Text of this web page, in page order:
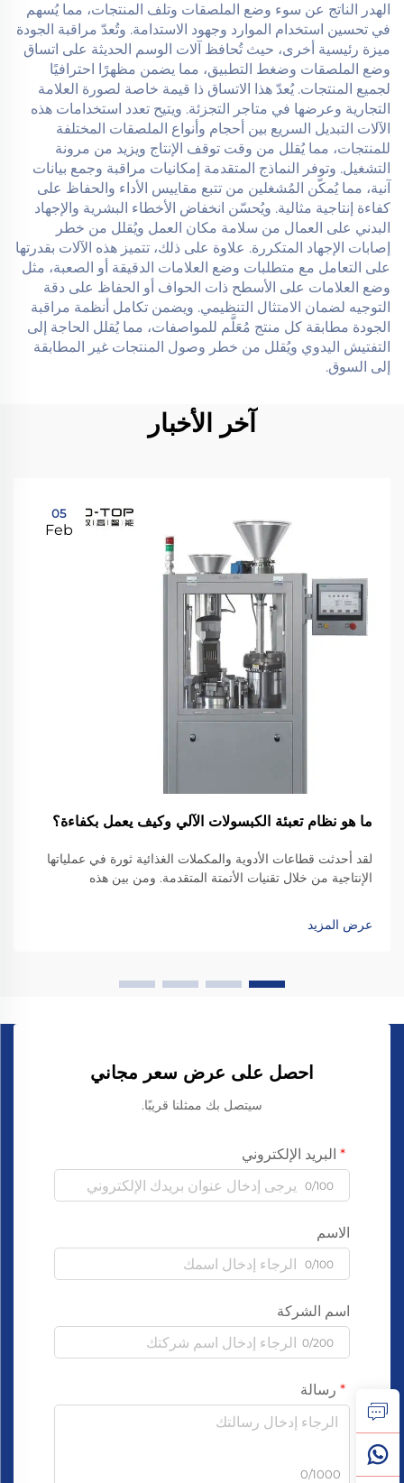
الهدر الناتج عن سوء وضع الملصقات وتلف المنتجات، مما يُسهم
في تحسين استخدام الموارد وجهود الاستدامة. وتُعدّ مراقبة الجودة
ميزة رئيسية أخرى، حيث تُحافظ آلات الوسم الحديثة على اتساق
وضع الملصقات وضغط التطبيق، مما يضمن مظهرًا احترافيًا
لجميع المنتجات. يُعدّ هذا الاتساق ذا قيمة خاصة لصورة العلامة
التجارية وعرضها في متاجر التجزئة. ويتيح تعدد استخدامات هذه
الآلات التبديل السريع بين أحجام وأنواع الملصقات المختلفة
للمنتجات، مما يُقلل من وقت توقف الإنتاج ويزيد من مرونة
التشغيل. وتوفر النماذج المتقدمة إمكانيات مراقبة وجمع بيانات
آنية، مما يُمكّن المُشغلين من تتبع مقاييس الأداء والحفاظ على
كفاءة إنتاجية مثالية. ويُحسّن انخفاض الأخطاء البشرية والإجهاد
البدني على العمال من سلامة مكان العمل ويُقلل من خطر
إصابات الإجهاد المتكررة. علاوة على ذلك، تتميز هذه الآلات بقدرتها
على التعامل مع متطلبات وضع العلامات الدقيقة أو الصعبة، مثل
وضع العلامات على الأسطح ذات الحواف أو الحفاظ على دقة
التوجيه لضمان الامتثال التنظيمي. ويضمن تكامل أنظمة مراقبة
الجودة مطابقة كل منتج مُعَلَّم للمواصفات، مما يُقلل الحاجة إلى
التفتيش اليدوي ويُقلل من خطر وصول المنتجات غير المطابقة
إلى السوق.
آخر الأخبار
05
Feb
ما هو نظام تعبئة الكبسولات الآلي وكيف يعمل بكفاءة؟
لقد أحدثت قطاعات الأدوية والمكملات الغذائية ثورة في عملياتها
الإنتاجية من خلال تقنيات الأتمتة المتقدمة. ومن بين هذه
الأهمية، تُغيّر طريقة تصنيع...
عرض المزيد
احصل على عرض سعر مجاني
سيتصل بك ممثلنا قريبًا.
البريد الإلكتروني
0/100
الاسم
0/100
اسم الشركة
0/200
رسالة
0/1000